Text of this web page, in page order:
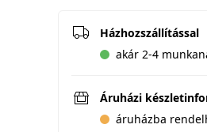
Házhozszállítással
akár 2-4
Áruházi
áruházba